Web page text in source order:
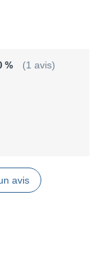
% (1 avis)
avis